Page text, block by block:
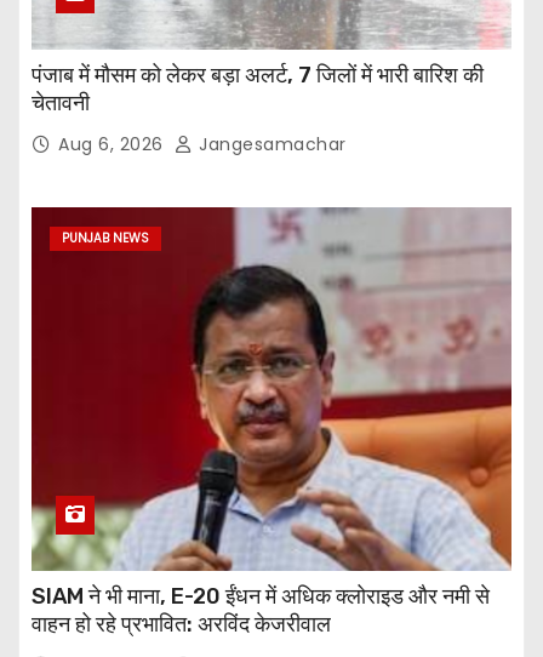
पंजाब में मौसम को लेकर बड़ा अलर्ट, 7 जिलों में भारी बारिश की
चेतावनी
Aug 6, 2026 Jangesamachar
PUNJAB NEWS
SIAM ने भी माना, E-20 ईंधन में अधिक क्लोराइड और नमी से
वाहन हो रहे प्रभावित: अरविंद केजरीवाल